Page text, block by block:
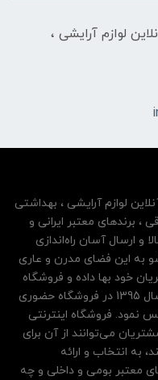
لوازم آرایشی ،
لوازم آرایشی ، بهداشتی
، برندهای معتبر ایرانی و
ارسال آسان راه‌اندازی
به این فضای مدرن و عاری
خود بها داده و فروشگاه
اینترنتی خود را بر پایه سال‌ها تجربه از سال 1395 در فروشگاه حضوری
نمود. فروشگاه اینترنتی
می‌توانند از آن‌ برای
به انتخاب و ارائه
معتبر بومی و داخلی و چه